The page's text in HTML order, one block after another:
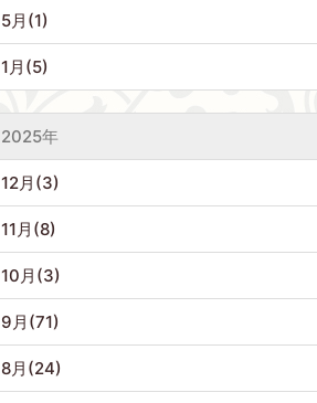
5月(1)
1月(5)
2025年
12月(3)
11月(8)
10月(3)
9月(71)
8月(24)